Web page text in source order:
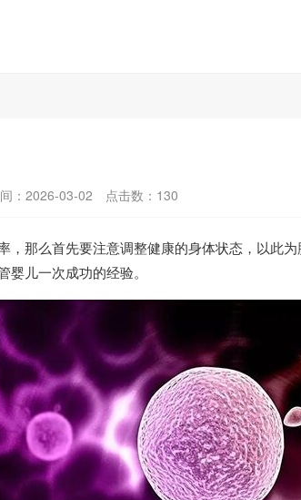
：2026-03-02 点击数： 130
那么首先要注意调整健康的身体状态，以此
儿一次成功的经验。